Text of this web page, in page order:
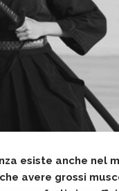
esiste anche nel
avere grossi